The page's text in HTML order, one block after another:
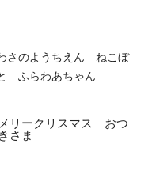
さのようちえん ねこぼ
ふらわあちゃん